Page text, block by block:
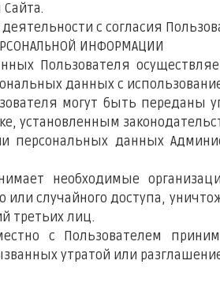
с согласия
ИНФОРМАЦИИ
Пользователя
данных с
могут быть переданы
установленным
персональных данных
необходимые
или случайного доступа,
третьих лиц.
с Пользователем
утратой или